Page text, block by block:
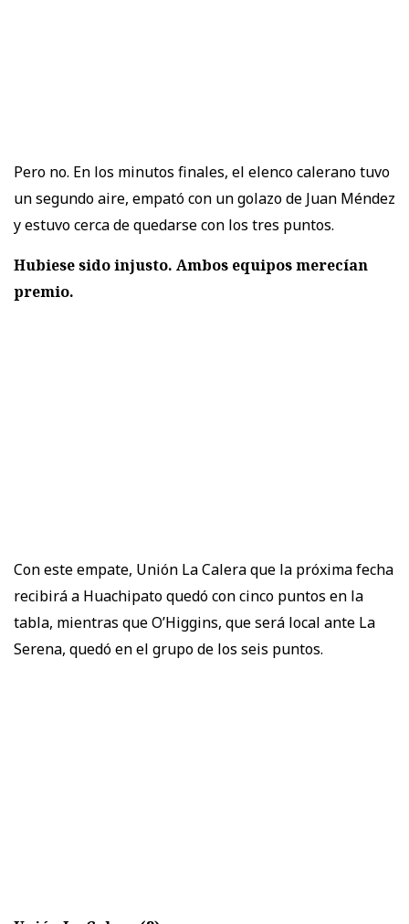
Pero no. En los minutos finales, el elenco calerano tuvo
un segundo aire, empató con un golazo de Juan Méndez
y estuvo cerca de quedarse con los tres puntos.
Hubiese sido injusto. Ambos equipos merecían
premio.
Con este empate, Unión La Calera que la próxima fecha
recibirá a Huachipato quedó con cinco puntos en la
tabla, mientras que O’Higgins, que será local ante La
Serena, quedó en el grupo de los seis puntos.